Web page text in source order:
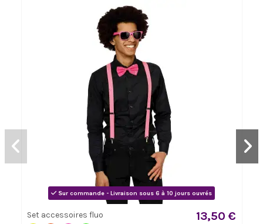
Sur commande - Livraison sous 6 à 10 jours ouvrés
Set accessoires fluo 13,50 €